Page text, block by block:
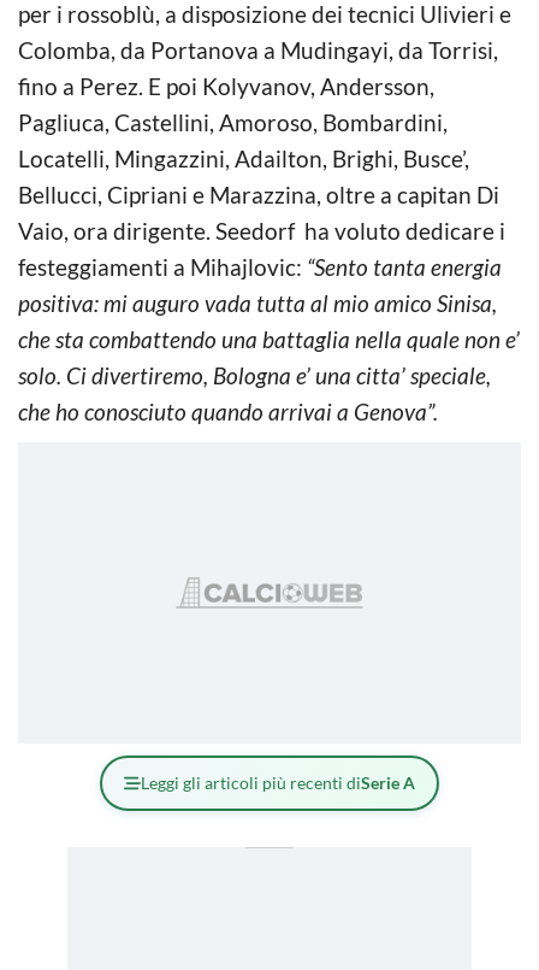
per i rossoblù, a disposizione dei tecnici Ulivieri e
Colomba, da Portanova a Mudingayi, da Torrisi,
fino a Perez. E poi Kolyvanov, Andersson,
Pagliuca, Castellini, Amoroso, Bombardini,
Locatelli, Mingazzini, Adailton, Brighi, Busce’,
Bellucci, Cipriani e Marazzina, oltre a capitan Di
Vaio, ora dirigente. Seedorf ha voluto dedicare i
festeggiamenti a Mihajlovic: “Sento tanta energia
positiva: mi auguro vada tutta al mio amico Sinisa,
che sta combattendo una battaglia nella quale non e’
solo. Ci divertiremo, Bologna e’ una citta’ speciale,
che ho conosciuto quando arrivai a Genova”.
Leggi gli articoli più recenti diSerie A